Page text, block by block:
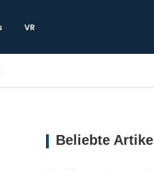
VR
Beliebte Artikel